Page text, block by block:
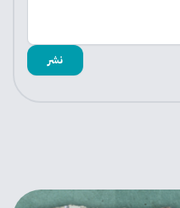
نشر